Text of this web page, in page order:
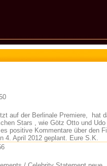
auf der Berlinale Premiere, hat
Stars , wie Götz Otto und Udo
positive Kommentare über den
4. April 2012 geplant. Eure S.K.